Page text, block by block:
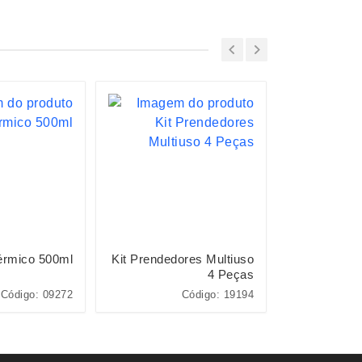
500ml
Código: 09272
Kit Prendedores Multiuso
4 Peças
Código: 19194